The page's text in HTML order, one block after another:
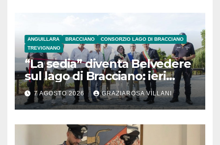
ANGUILLARA BRACCIANO
CONSORZIO LAGO DI BRACCIANO
TREVIGNANO
“La sedia” diventa Belvedere
sul lago di Bracciano: ieri
l’inaugurazione
7 AGOSTO 2026 GRAZIAROSA VILLANI